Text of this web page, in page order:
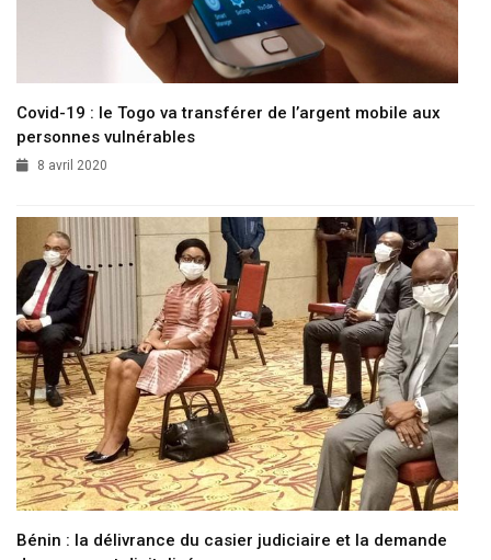
Covid-19 : le Togo va transférer de l’argent mobile aux
personnes vulnérables
8 avril 2020
Bénin : la délivrance du casier judiciaire et la demande